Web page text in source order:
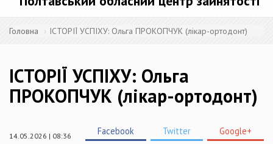
Головна ІСТОРІЇ УСПІХУ: Ольга ПРОКОПЧУК (лікар-ортодонт)
ІСТОРІЇ УСПІХУ: Ольга
ПРОКОПЧУК (лікар-ортодонт)
14.05.2026 | 08:36 Facebook Twitter Google+